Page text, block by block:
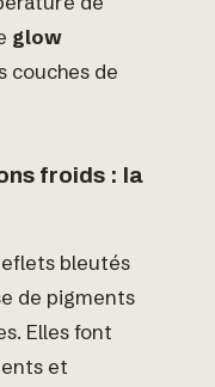
glow
couches de
froids : la
bleutés
de pigments
Elles font
et